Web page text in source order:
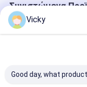
Συνιστώμενα
Vicky
Good day, what